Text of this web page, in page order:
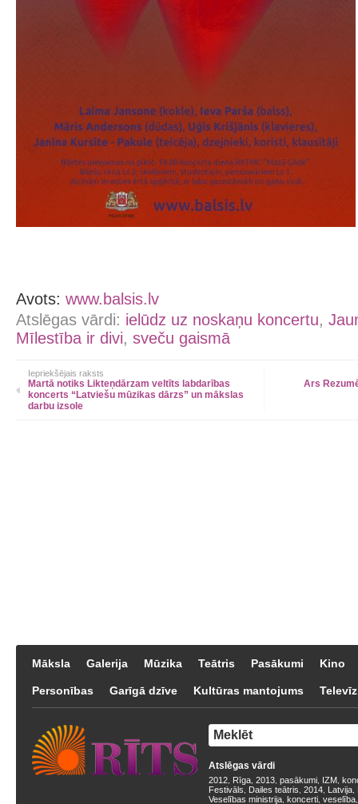
Avots: www.balsis.lv
Atslēgas vārdi: ielūdz uz noskaņu koncertu,
Mīlestība ir divi, sveču gaismā
Iepriekšējais raksts
Martā notiks Likteņdārzam veltīts labdarības
koncerts “Latviešu mūzikas dārzs” un mākslas
darbu izsole
Ars
Māksla Galerija Mūzika Teātris Pasākumi Kino
Personības Garīgā dzīve Kultūras mantojums
Atslēgas vārdi
2012 Rīga 2013 pasākumi IZM
Festivāls
Dailes teātris 2014 Latvija
Veselības ministrija koncerti veselība